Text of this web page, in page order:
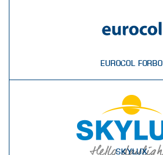
EUROCOL FORBO
SKYLUX